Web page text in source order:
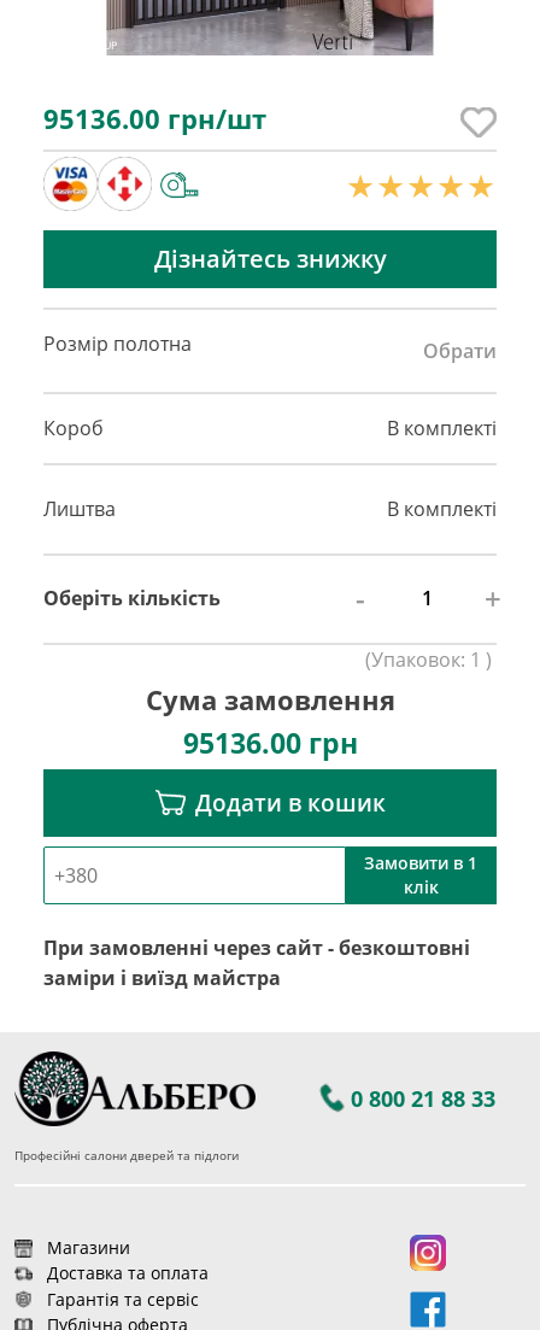
95136.00 грн/шт
Дізнайтесь знижку
Розмір полотна Обрати
Короб В комплекті
Лиштва В комплекті
Оберіть кількість - +
(Упаковок: 1 )
Сума замовлення
95136.00грн
Додати в кошик
Замовити в 1
клік
При замовленні через сайт - безкоштовні
заміри і виїзд майстра
0 800 21 88 33
Професійні салони дверей та підлоги
Магазини
Доставка та оплата
Гарантія та сервіс
Публічна оферта